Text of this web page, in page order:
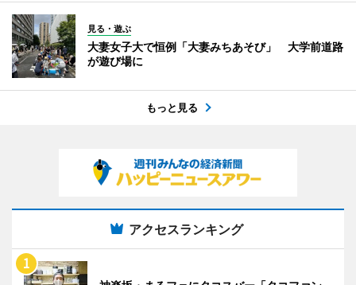
見る・遊ぶ
大妻女子大で恒例「大妻みちあそび」 大学前道路
が遊び場に
もっと見る
アクセスランキング